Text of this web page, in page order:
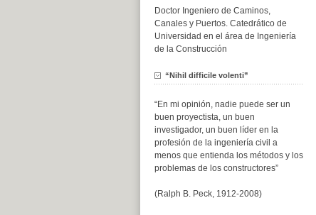
Doctor Ingeniero de Caminos,
Canales y Puertos. Catedrático de
Universidad en el área de Ingeniería
de la Construcción
“Nihil difficile volenti”
“En mi opinión, nadie puede ser un
buen proyectista, un buen
investigador, un buen líder en la
profesión de la ingeniería civil a
menos que entienda los métodos y los
problemas de los constructores”
(Ralph B. Peck, 1912-2008)